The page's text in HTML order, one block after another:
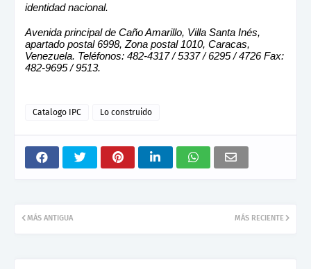
identidad nacional.
Avenida principal de Caño Amarillo, Villa Santa Inés,
apartado postal 6998, Zona postal 1010, Caracas,
Venezuela. Teléfonos: 482-4317 / 5337 / 6295 / 4726 Fax:
482-9695 / 9513.
Catalogo IPC Lo construido
MÁS RECIENTE
MÁS ANTIGUA